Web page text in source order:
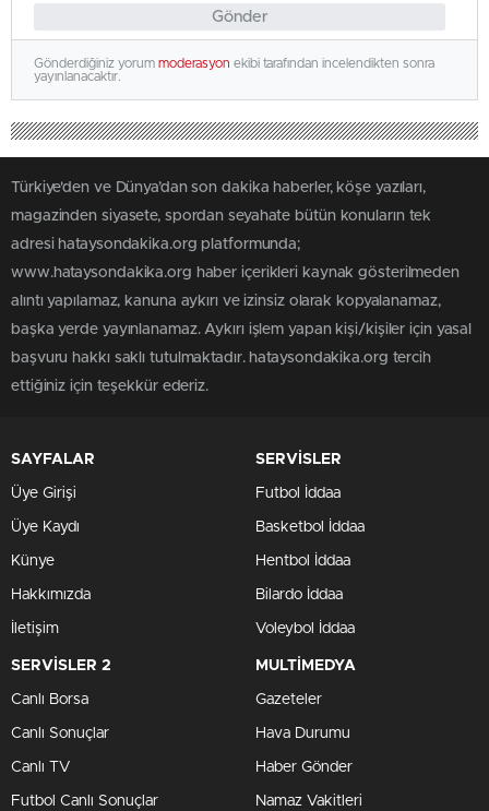
Gönder
Gönderdiğiniz yorum moderasyon ekibi tarafından incelendikten sonra
yayınlanacaktır.
Türkiye'den ve Dünya’dan son dakika haberler, köşe yazıları,
magazinden siyasete, spordan seyahate bütün konuların tek
adresi hataysondakika.org platformunda;
www.hataysondakika.org haber içerikleri kaynak gösterilmeden
alıntı yapılamaz, kanuna aykırı ve izinsiz olarak kopyalanamaz,
başka yerde yayınlanamaz. Aykırı işlem yapan kişi/kişiler için yasal
başvuru hakkı saklı tutulmaktadır. hataysondakika.org tercih
ettiğiniz için teşekkür ederiz.
SAYFALAR
Üye Girişi
Üye Kaydı
Künye
Hakkımızda
İletişim
SERVİSLER
Futbol İddaa
Basketbol İddaa
Hentbol İddaa
Bilardo İddaa
Voleybol İddaa
SERVİSLER 2
Canlı Borsa
Canlı Sonuçlar
Canlı TV
Futbol Canlı Sonuçlar
MULTİMEDYA
Gazeteler
Hava Durumu
Haber Gönder
Namaz Vakitleri